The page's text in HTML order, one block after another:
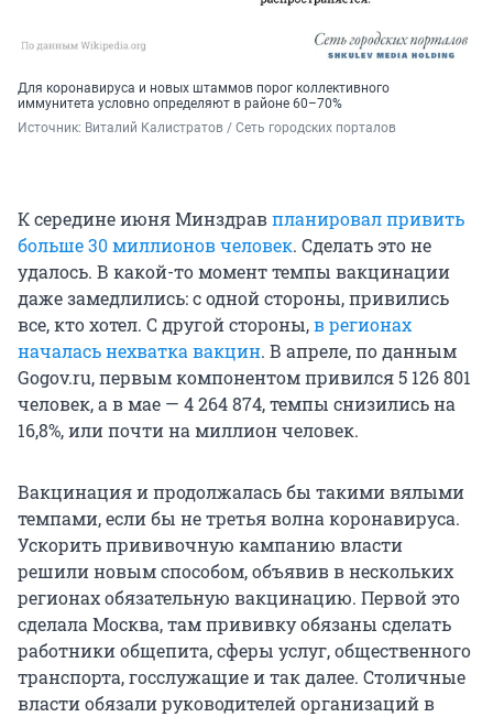
Для коронавируса и новых штаммов порог коллективного
иммунитета условно определяют в районе 60–70%
Источник: Виталий Калистратов / Сеть городских порталов
К середине июня Минздравпланировал привить
больше 30 миллионов человек. Сделать это не
удалось. В какой-то момент темпы вакцинации
даже замедлились: с одной стороны, привились
все, кто хотел. С другой стороны,в регионах
началась нехватка вакцин. В апреле, по данным
Gogov.ru, первым компонентом привился 5 126 801
человек, а в мае — 4 264 874, темпы снизились на
16,8%, или почти на миллион человек.
Вакцинация и продолжалась бы такими вялыми
темпами, если бы не третья волна коронавируса.
Ускорить прививочную кампанию власти
решили новым способом, объявив в нескольких
регионах обязательную вакцинацию. Первой это
сделала Москва, там прививку обязаны сделать
работники общепита, сферы услуг, общественного
транспорта, госслужащие и так далее. Столичные
власти обязали руководителей организаций в